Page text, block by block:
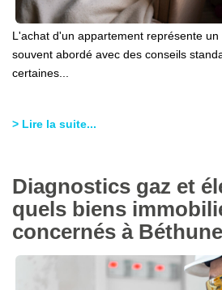
L'achat d'un appartement représente
souvent abordé avec des conseils
certaines...
> Lire la suite...
Diagnostics gaz et
quels biens
concernés à